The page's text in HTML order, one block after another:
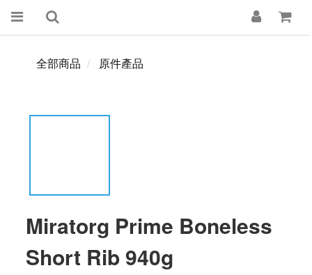
全部商品 原件產品
Miratorg Prime Boneless
Short Rib 940g